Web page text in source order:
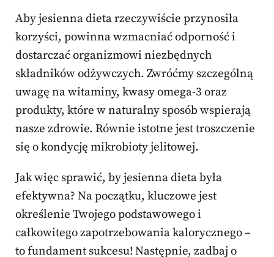
Aby jesienna dieta rzeczywiście przynosiła
korzyści, powinna wzmacniać odporność i
dostarczać organizmowi niezbędnych
składników odżywczych. Zwróćmy szczególną
uwagę na witaminy, kwasy omega-3 oraz
produkty, które w naturalny sposób wspierają
nasze zdrowie. Równie istotne jest troszczenie
się o kondycję mikrobioty jelitowej.
Jak więc sprawić, by jesienna dieta była
efektywna? Na początku, kluczowe jest
określenie Twojego podstawowego i
całkowitego zapotrzebowania kalorycznego –
to fundament sukcesu! Następnie, zadbaj o